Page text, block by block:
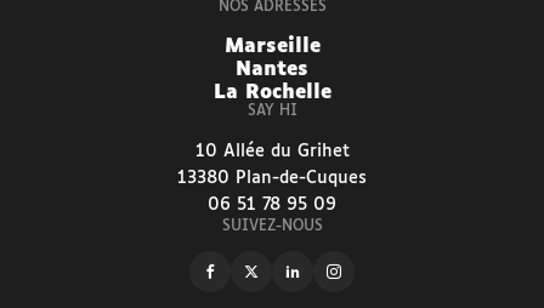
NOS ADRESSES
Marseille
Nantes
La Rochelle
SAY HI
10 Allée du Grihet
13380 Plan-de-Cuques
06 51 78 95 09
SUIVEZ-NOUS